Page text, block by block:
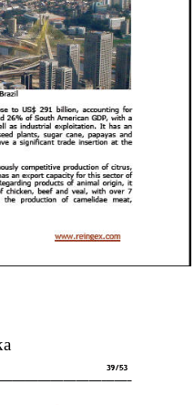
ausländischen handel